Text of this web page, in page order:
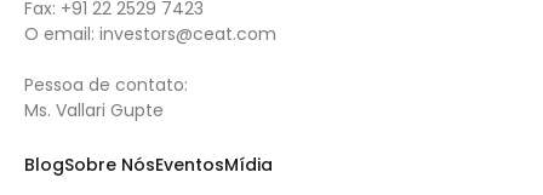
Fax: +91 22 2529 7423
O email: investors@ceat.com
Pessoa de contato:
Ms. Vallari Gupte
BlogSobre NósEventosMídia